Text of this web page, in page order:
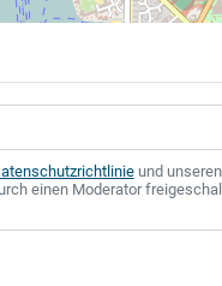
und unseren
einen Moderator